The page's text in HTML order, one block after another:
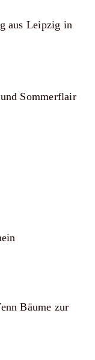
aus Leipzig in
Sommerflair
Bäume zur